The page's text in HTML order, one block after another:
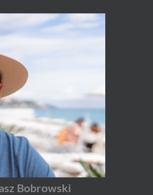
Bobrowski